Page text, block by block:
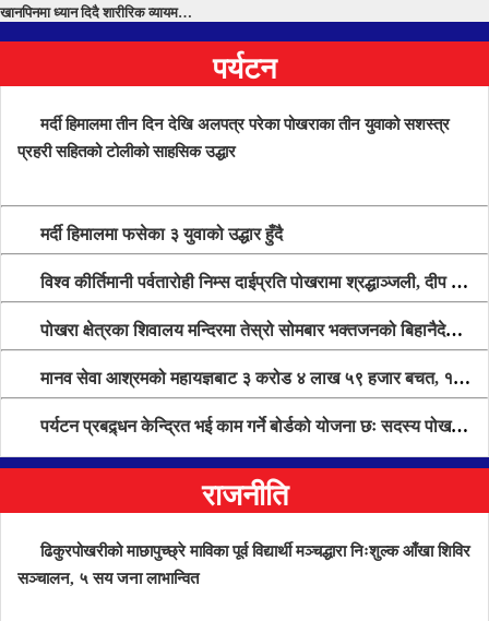
खानपिनमा ध्यान दिदै शारीरिक व्यायम…
पर्यटन
मर्दी हिमालमा तीन दिन देखि अलपत्र परेका पोखराका तीन युवाको सशस्त्र
प्रहरी सहितको टोलीको साहसिक उद्धार
मर्दी हिमालमा फसेका ३ युवाको उद्धार हुँदै
विश्व कीर्तिमानी पर्वतारोही निम्स दाईप्रति पोखरामा श्रद्धाञ्जली, दीप प्रज्वलन गर्दै योगदानको प्रशंसा (भिडियो सहित)
पोखरा क्षेत्रका शिवालय मन्दिरमा तेस्रो सोमबार भक्तजनको बिहानैदेखि घुइँचो
मानव सेवा आश्रमको महायज्ञबाट ३ करोड ४ लाख ५९ हजार बचत, १ करोड ४४ लाख उठ्न बाँकी, विना संचार माध्यम तर प्रचार प्रसारमै भयो १९ लाख खर्च !
पर्यटन प्रबद्र्धन केन्द्रित भई काम गर्ने बोर्डको योजना छः सदस्य पोखरेल, चलिय पोखरालाई थप प्रभावकारी बनाउन होटल संघको माग
राजनीति
ढिकुरपोखरीको माछापुच्छ्रे माविका पूर्व विद्यार्थी मञ्चद्धारा निःशुल्क आँखा शिविर
सञ्चालन, ५ सय जना लाभान्वित